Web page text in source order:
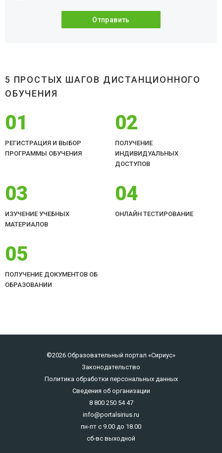
5 ПРОСТЫХ ШАГОВ ДИСТАНЦИОННОГО
ОБУЧЕНИЯ
01
РЕГИСТРАЦИЯ И ВЫБОР
ПРОГРАММЫ ОБУЧЕНИЯ
02
ПОЛУЧЕНИЕ
ИНДИВИДУАЛЬНЫХ
ДОСТУПОВ
03
ИЗУЧЕНИЕ УЧЕБНЫХ
МАТЕРИАЛОВ
04
ОНЛАЙН ТЕСТИРОВАНИЕ
05
ПОЛУЧЕНИЕ ДОКУМЕНТОВ ОБ
ОБРАЗОВАНИИ
©2026 Образовательный портал «Сириус»
Законодательство
Политика обработки персональных данных
Сведения об организации
8 800 250 54 47
info@portalsirius.ru
пн-пт с 9.00 до 18.00
сб-вс выходной